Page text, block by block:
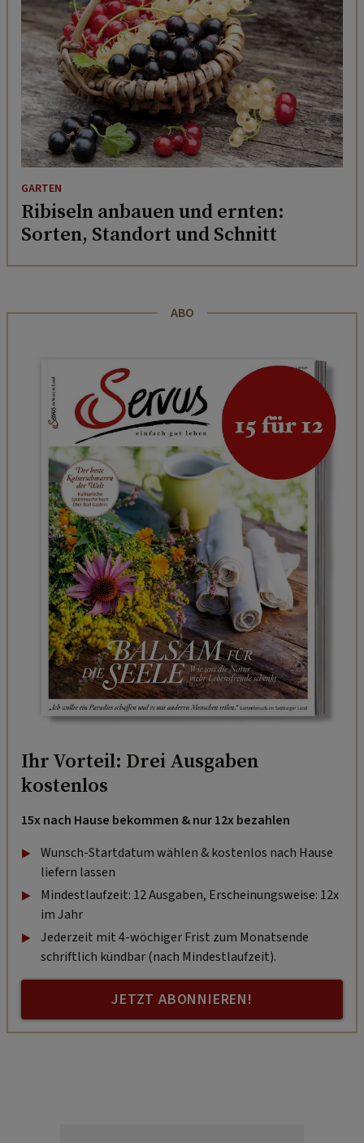
GARTEN
Ribiseln anbauen und ernten:
Sorten, Standort und Schnitt
ABO
Ihr Vorteil: Drei Ausgaben
kostenlos
15x nach Hause bekommen & nur 12x bezahlen
Wunsch-Startdatum wählen & kostenlos nach Hause
liefern lassen
Mindestlaufzeit: 12 Ausgaben, Erscheinungsweise: 12x
im Jahr
Jederzeit mit 4-wöchiger Frist zum Monatsende
schriftlich kündbar (nach Mindestlaufzeit).
JETZT ABONNIEREN!